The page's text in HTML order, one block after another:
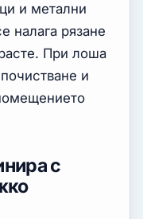
и метални
налага рязане
При лоша
и
с